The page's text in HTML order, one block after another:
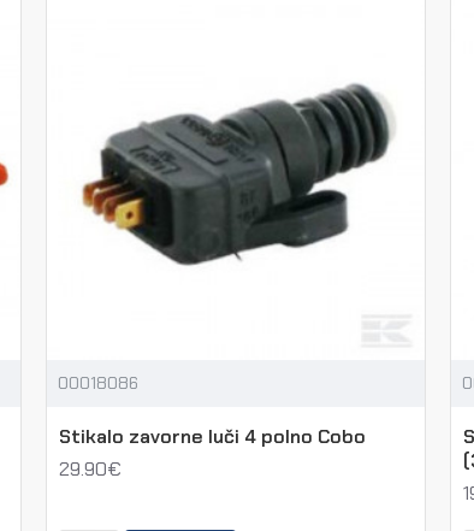
00018086
Stikalo zavorne luči 4 polno Cobo
29.90€